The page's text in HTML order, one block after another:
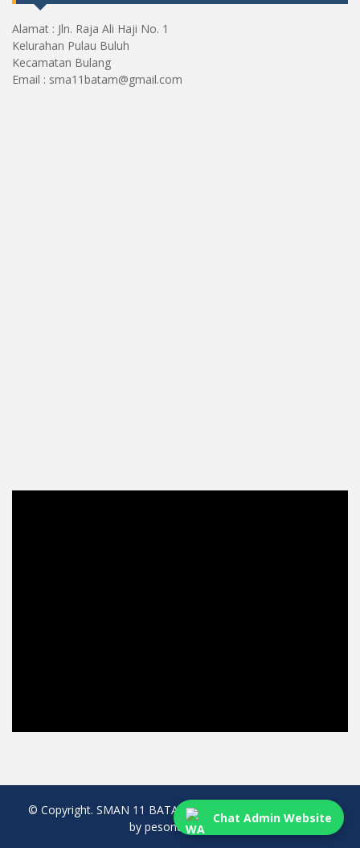
Alamat : Jln. Raja Ali Haji No. 1
Kelurahan Pulau Buluh
Kecamatan Bulang
Email : sma11batam@gmail.com
Chat Admin Website
© Copyright. SMAN 11 BATAM. All rights reserved. created
by pesonaweb.com